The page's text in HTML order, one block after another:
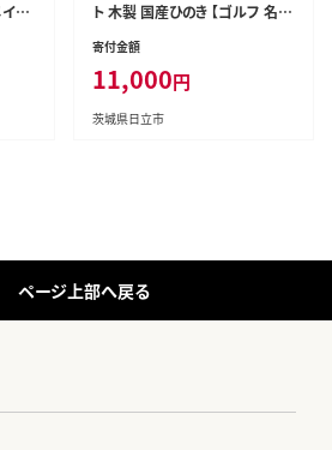
ド
ト 木製 国産ひのき 【ゴルフ 名入
れ 本革ベルト付 オリジナル プレ
寄付金額
11,000円
茨城県日立市
ページ上部へ戻る